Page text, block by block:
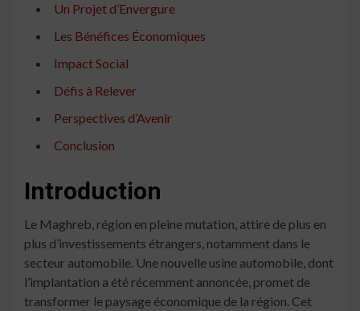
Un Projet d’Envergure
Les Bénéfices Économiques
Impact Social
Défis à Relever
Perspectives d’Avenir
Conclusion
Introduction
Le Maghreb, région en pleine mutation, attire de plus en
plus d’investissements étrangers, notamment dans le
secteur automobile. Une nouvelle usine automobile, dont
l’implantation a été récemment annoncée, promet de
transformer le paysage économique de la région. Cet